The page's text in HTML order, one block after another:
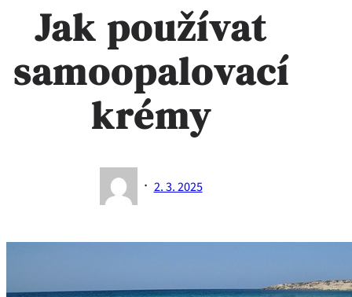
Jak používat
samoopalovací
krémy
· 2. 3. 2025